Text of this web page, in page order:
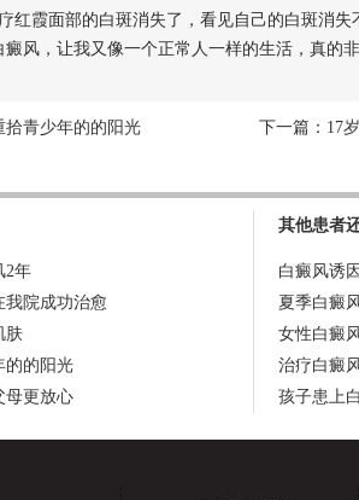
霞面部的白斑消失了，看见自己的白斑消失
风，让我又像一个正常人一样的生活，真的
拾青少年的的阳光 下一篇： 17
2年
我院成功治愈
肤
的的阳光
母更放心
其他患者
白癜风诱
夏季白癜
女性白癜
治疗白癜
孩子患上